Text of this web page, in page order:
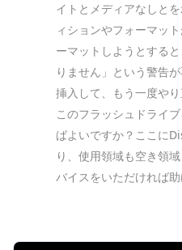
イトとメディアなしと
ィションやフォーマッ
ーマットしようとする
りません」という警告
挿入して、もう一度やり
このフラッシュドライ
ばよいですか？ここに
り、使用領域も空き領
バイスをいただければ助